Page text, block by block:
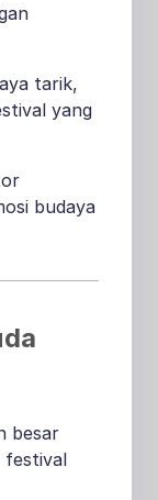
tarik,
yang
budaya
besar
festival